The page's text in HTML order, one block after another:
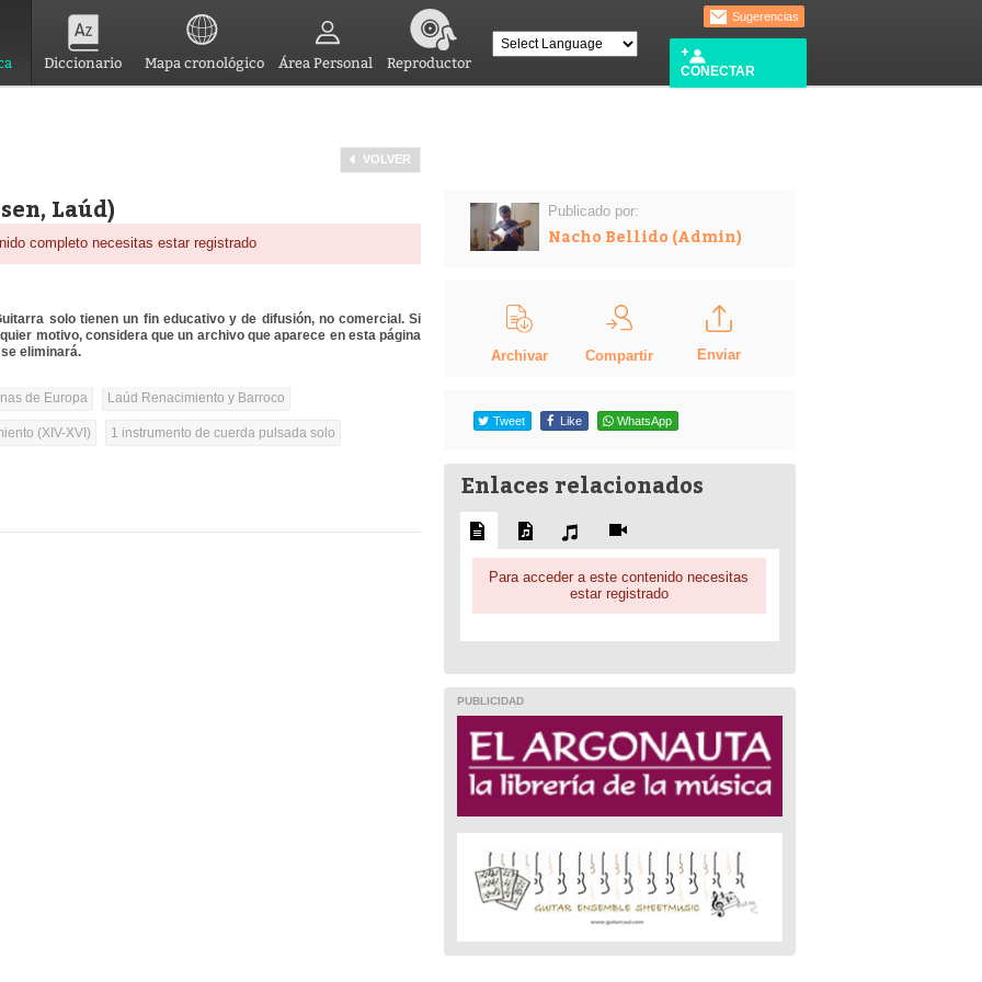
Diccionario Mapa cronológico Área Personal Reproductor
Sugerencias
CONECTAR
VOLVER
Laúd)
completo necesitas estar registrado
solo tienen un fin educativo y de difusión, no comercial. Si
motivo, considera que un archivo que aparece en esta página
eliminará.
de Europa Laúd Renacimiento y Barroco
(XIV-XVI) 1 instrumento de cuerda pulsada solo
Publicado por:
Nacho Bellido (Admin)
Archivar Compartir Enviar
Tweet Like WhatsApp
Enlaces relacionados
Para acceder a este contenido necesitas
estar registrado
PUBLICIDAD